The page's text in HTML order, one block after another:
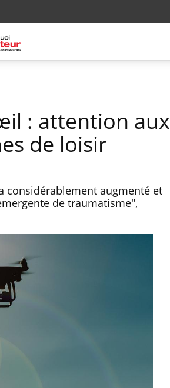
: attention aux
de loisir
considérablement augmenté et
de traumatisme",